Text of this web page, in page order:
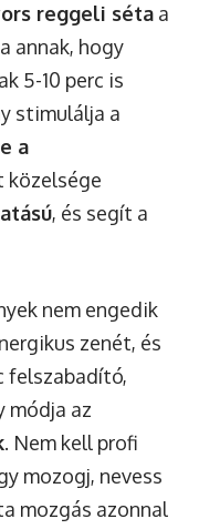
reggeli séta a
annak, hogy
5-10 perc is
stimulálja a
a
közelsége
, és segít a
nem engedik
zenét, és
felszabadító,
módja az
. Nem kell profi
mozogj, nevess
mozgás azonnal